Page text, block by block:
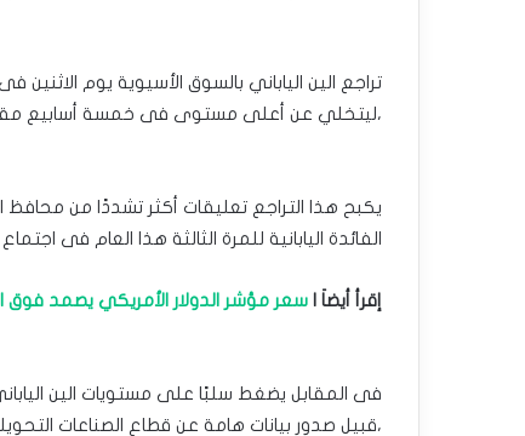
تراجع الين الياباني بالسوق الأسيوية يوم
،ليتخلي عن أعلى مستوى فى خمسة أسابيع مقابل
يكبح هذا التراجع تعليقات أكثر تشددًا من محافظ
الفائدة اليابانية للمرة الثالثة هذا العام فى اجتماع 19 ديسمبر الجاري.
إقرأ أيضاَ | سعر مؤشر الدولار الأمريكي يصمد فوق
فى المقابل يضغط سلبًا على مستويات الين
،قبيل صدور بيانات هامة عن قطاع الصناعات